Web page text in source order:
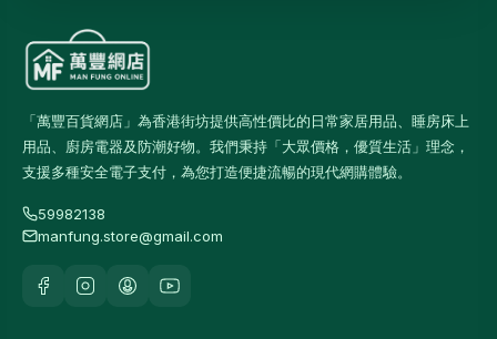
「萬豐百貨網店」為香港街坊提供高性價比的日常家居用品、睡房床上
用品、廚房電器及防潮好物。我們秉持「大眾價格，優質生活」理念，
支援多種安全電子支付，為您打造便捷流暢的現代網購體驗。
59982138
manfung.store@gmail.com